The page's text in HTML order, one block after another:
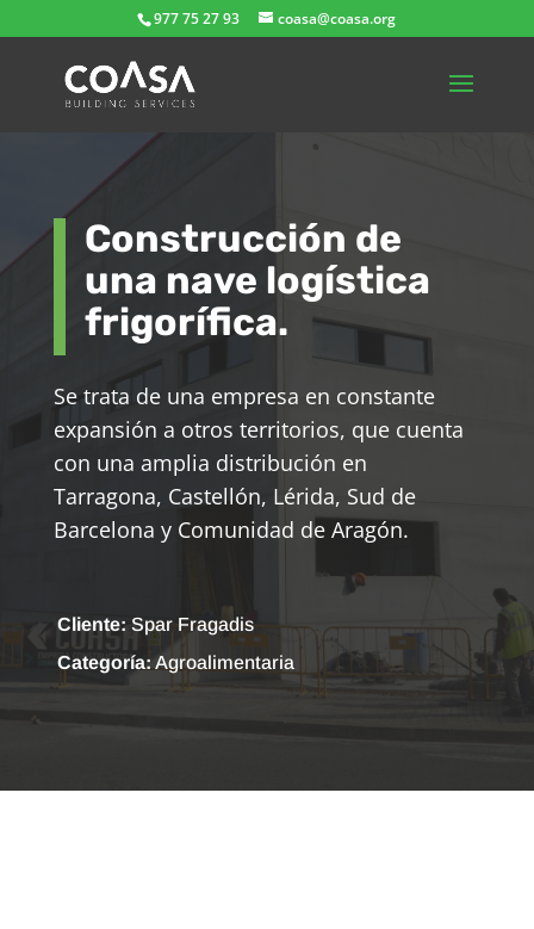
977 75 27 93 coasa@coasa.org
Construcción de
una nave logística
frigorífica.
Se trata de una empresa en constante
expansión a otros territorios, que cuenta
con una amplia distribución en
Tarragona, Castellón, Lérida, Sud de
Barcelona y Comunidad de Aragón.
Cliente: Spar Fragadis
Categoría: Agroalimentaria